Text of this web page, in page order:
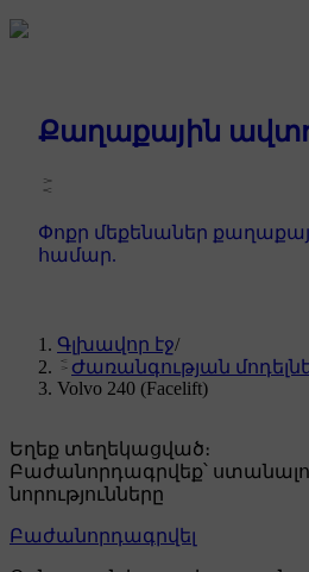
Քաղաքային
Փոքր մեքենաներ
համար.
Գլխավոր էջ/
Ժառանգության
Volvo 240 (Facelift)